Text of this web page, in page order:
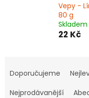
Vepy -
80 g
Skladem
22 Kč
a
e
Doporučujeme
Nejprodávanější